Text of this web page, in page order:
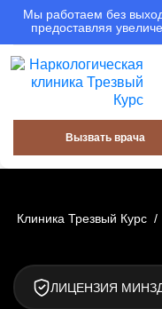
Мы работаем без
предоставляя
Вызвать врача
Клиника Трезвый Курс /
ЛИЦЕНЗИЯ